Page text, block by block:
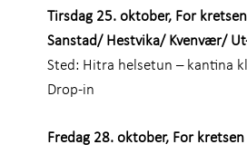
Tirsdag 25. oktober, For
Sanstad/ Hestvika/ Kvenvær/
Sted: Hitra helsetun – kantina
Drop-in
Fredag 28. oktober, For